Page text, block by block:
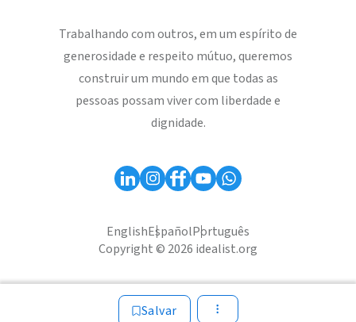
Salvar
Trabalhando com outros, em um espírito de
generosidade e respeito mútuo, queremos
construir um mundo em que todas as
pessoas possam viver com liberdade e
dignidade.
EnglishEspañolPortuguês
Copyright © 2026 idealist.org